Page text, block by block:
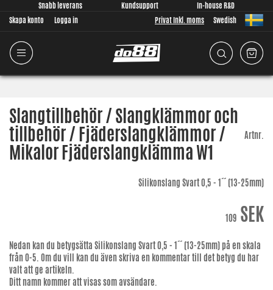
Snabb leverans Kundsupport
In-house R&D
Skapa konto
Logga in Privat Inkl. moms Swedish
Slangtillbehör / Slangklämmor och
tillbehör / Fjäderslangklämmor /
Mikalor Fjäderslangklämma W1
Artnr.
Silikonslang Svart 0,5 - 1´´ (13-25mm)
109 SEK
Nedan kan du betygsätta Silikonslang Svart 0,5 - 1´´ (13-25mm) på en skala
från 0-5. Om du vill kan du även skriva en kommentar till det betyg du har
valt att ge artikeln.
Ditt namn kommer att visas som avsändare.